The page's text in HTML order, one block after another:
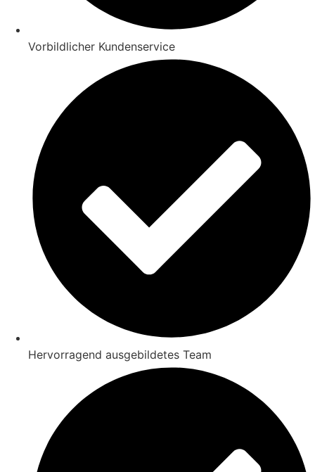
Vorbildlicher Kundenservice
Hervorragend ausgebildetes Team